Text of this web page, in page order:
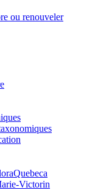
ou renouveler
Victorin